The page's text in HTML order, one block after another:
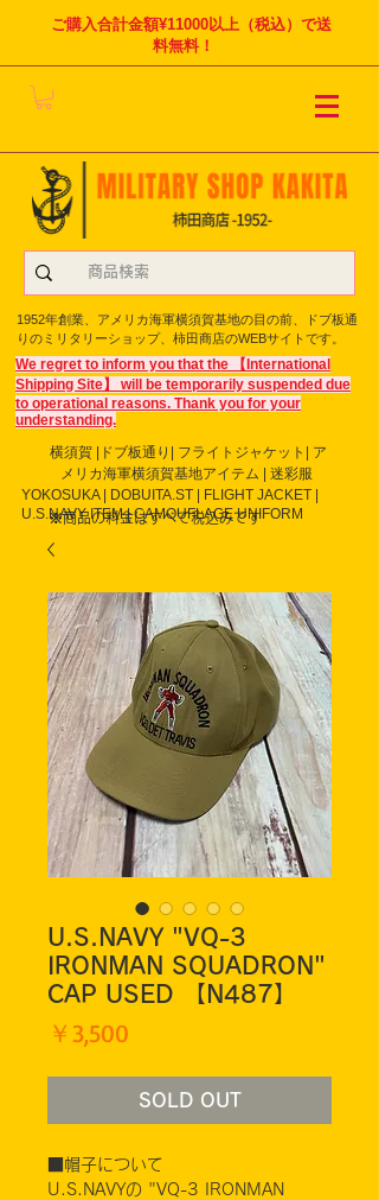
ご購入合計金額¥11000以上（税込）で送
料無料！
1952年創業、アメリカ海軍横須賀基地の目の前、ドブ板通
りのミリタリーショップ、柿田商店のWEBサイトです。
We regret to inform you that the 【International
Shipping Site】 will be temporarily suspended due
to operational reasons. Thank you for your
understanding.
横須賀 |ドブ板通り| フライト ジャケット| ア
メリカ海軍横須賀基地アイテム | 迷彩服
YOKOSUKA | DOBUITA.ST | FLIGHT JACKET |
U.S.NAVY ITEM | CAMOUFLAGE UNIFORM
※商品の料金はすべて税込みです
U.S.NAVY "VQ-3
IRONMAN SQUADRON"
CAP USED 【N487】
￥3,500
SOLD OUT
■帽子について
U.S.NAVYの "VQ-3 IRONMAN